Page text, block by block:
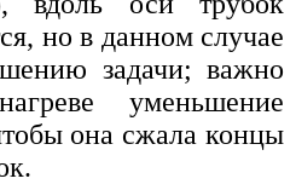
но в данном случае
задачи; важно
уменьшение
она сжала концы